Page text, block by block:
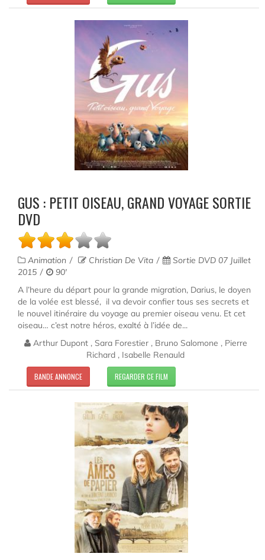
GUS : PETIT OISEAU, GRAND VOYAGE SORTIE
DVD
Animation Christian De Vita
Sortie DVD 07 Juillet
2015
90'
A l’heure du départ pour la grande migration, Darius, le doyen
de la volée est blessé, il va devoir confier tous ses secrets et
le nouvel itinéraire du voyage au premier oiseau venu. Et cet
oiseau… c’est notre héros, exalté à l’idée de...
Arthur Dupont , Sara Forestier , Bruno Salomone , Pierre
Richard , Isabelle Renauld
BANDE ANNONCE REGARDER CE FILM